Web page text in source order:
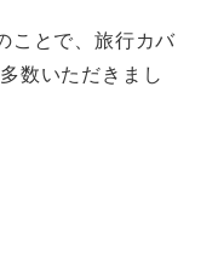
ことで、旅行カバ
数いただきまし